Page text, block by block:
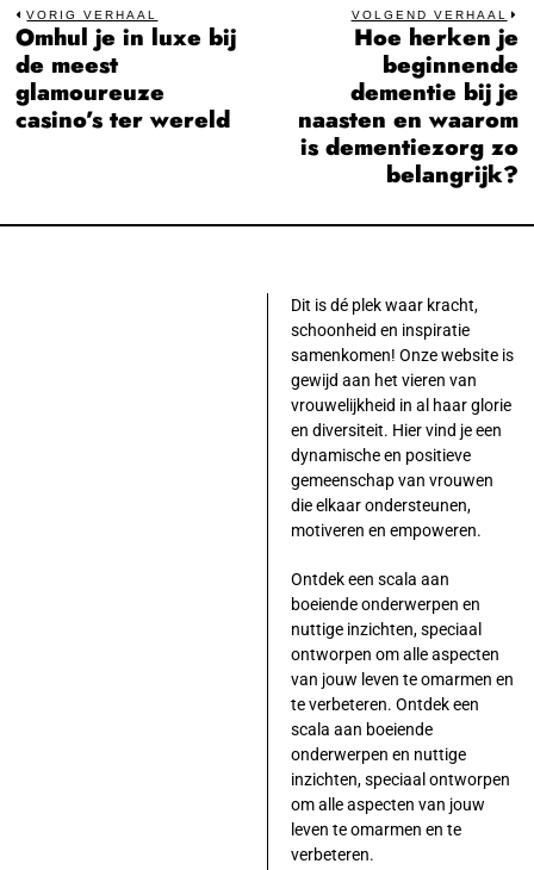
Bericht
navigatie
VORIG VERHAAL
Previous
post:
Omhul je in luxe bij
de meest
glamoureuze
casino’s ter wereld
VOLGEND VERHAAL
Hoe herken je
beginnende
dementie bij je
naasten en waarom
is dementiezorg zo
belangrijk?
Dit is dé plek waar kracht,
schoonheid en inspiratie
samenkomen! Onze website is
gewijd aan het vieren van
vrouwelijkheid in al haar glorie
en diversiteit. Hier vind je een
dynamische en positieve
gemeenschap van vrouwen
die elkaar ondersteunen,
motiveren en empoweren.
Ontdek een scala aan
boeiende onderwerpen en
nuttige inzichten, speciaal
ontworpen om alle aspecten
van jouw leven te omarmen en
te verbeteren. Ontdek een
scala aan boeiende
onderwerpen en nuttige
inzichten, speciaal ontworpen
om alle aspecten van jouw
leven te omarmen en te
verbeteren.